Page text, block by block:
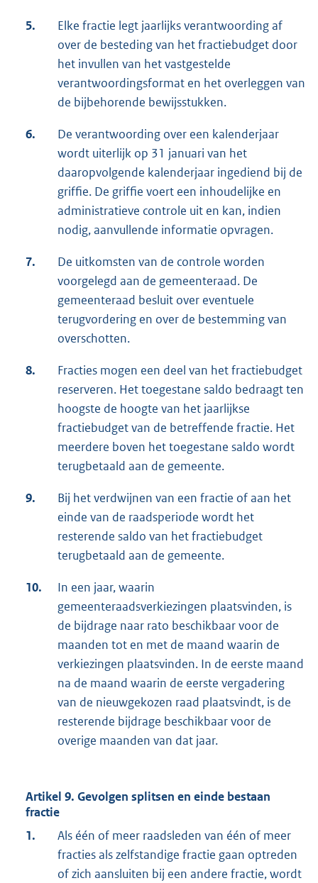
5.
Elke fractie legt jaarlijks verantwoording af
over de besteding van het fractiebudget door
het invullen van het vastgestelde
verantwoordingsformat en het overleggen van
de bijbehorende bewijsstukken.
6.
De verantwoording over een kalenderjaar
wordt uiterlijk op 31 januari van het
daaropvolgende kalenderjaar ingediend bij de
griffie. De griffie voert een inhoudelijke en
administratieve controle uit en kan, indien
nodig, aanvullende informatie opvragen.
7.
De uitkomsten van de controle worden
voorgelegd aan de gemeenteraad. De
gemeenteraad besluit over eventuele
terugvordering en over de bestemming van
overschotten.
8.
Fracties mogen een deel van het fractiebudget
reserveren. Het toegestane saldo bedraagt ten
hoogste de hoogte van het jaarlijkse
fractiebudget van de betreffende fractie. Het
meerdere boven het toegestane saldo wordt
terugbetaald aan de gemeente.
9.
Bij het verdwijnen van een fractie of aan het
einde van de raadsperiode wordt het
resterende saldo van het fractiebudget
terugbetaald aan de gemeente.
10.
In een jaar, waarin
gemeenteraadsverkiezingen plaatsvinden, is
de bijdrage naar rato beschikbaar voor de
maanden tot en met de maand waarin de
verkiezingen plaatsvinden. In de eerste maand
na de maand waarin de eerste vergadering
van de nieuwgekozen raad plaatsvindt, is de
resterende bijdrage beschikbaar voor de
overige maanden van dat jaar.
Artikel 9. Gevolgen splitsen en einde bestaan
fractie
1.
Als één of meer raadsleden van één of meer
fracties als zelfstandige fractie gaan optreden
of zich aansluiten bij een andere fractie, wordt